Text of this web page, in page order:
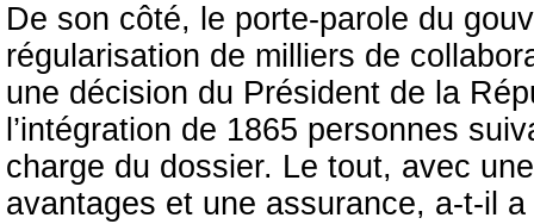
De son côté, le porte-parole du
régularisation de milliers de
une décision du Président de la
l’intégration de 1865 personnes
charge du dossier. Le tout, avec
avantages et une assurance, a-t-il